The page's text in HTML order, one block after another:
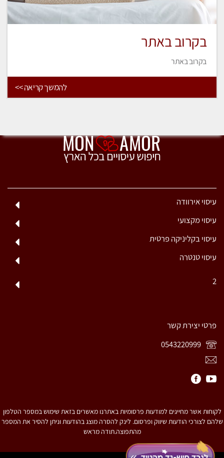
בקרוב באתר
בקרוב באתר
להמשך קריאה >>
עיסוי אירוודה
עיסוי מקצועי
עיסוי בקליניקה פרטית
עיסוי טנטרה
2
פרטי יצירת קשר
לקוחות אשר מחייגים למודעות פרסומיות באתרנו מאשרים בזאת שימוש במספר הטלפון
שלהם לצורכי הודעות שיווק ופרסום. לינק להסרה מוצג בהודעות וניתן להסיר את המספר
מהתפוצה.תודה מראש